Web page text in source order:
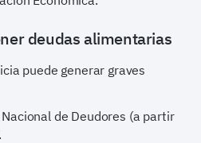
deudas alimentarias
puede generar graves
de Deudores (a partir